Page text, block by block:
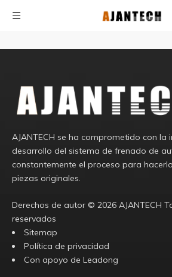
AJANTECH se ha comprometido con la
desarrollo del sistema de frenado de
constantemente el proceso para
piezas originales.
Derechos de autor ©️ 2026 AJANTECH
reservados
Sitemap
Política de privacidad
Con apoyo de Leadong